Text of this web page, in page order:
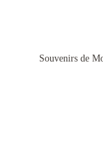
Souvenirs de